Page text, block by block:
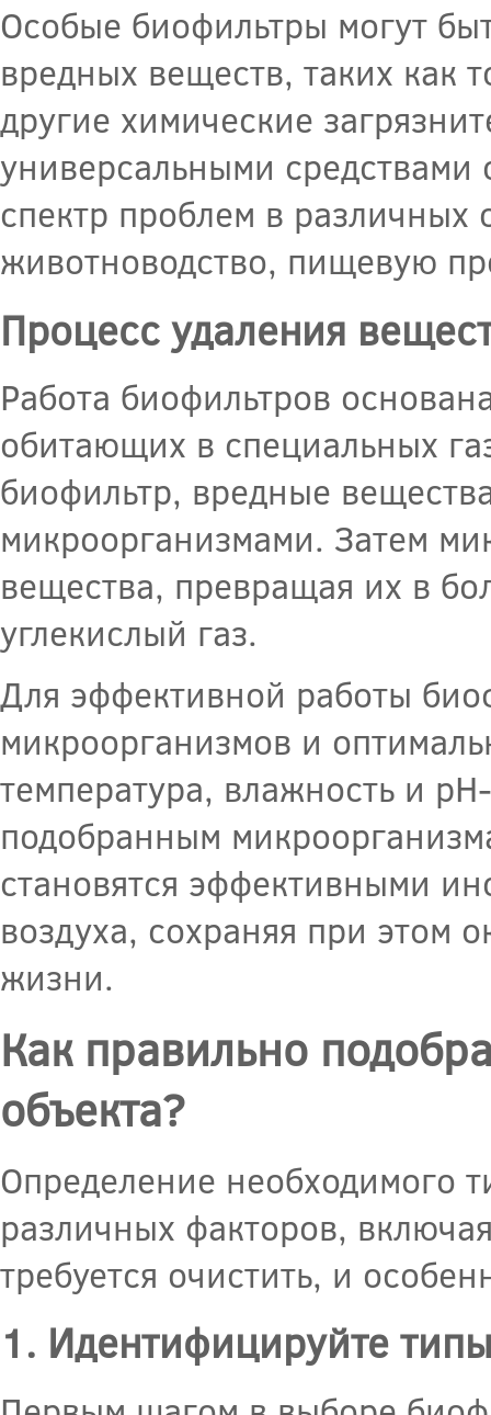
Особые биофильтры могут
вредных веществ, таких как
другие химические
универсальными
спектр проблем в различных
животноводство, пищевую
Процесс удаления
Работа биофильтров
обитающих в специальных
биофильтр, вредные
микроорганизмами. Затем
вещества, превращая их в
углекислый газ.
Для эффективной работы
микроорганизмов и
температура, влажность и
подобранным
становятся эффективными
воздуха, сохраняя при этом
жизни.
Как правильно
объекта?
Определение необходимого
различных факторов,
требуется очистить, и
1. Идентифицируйте